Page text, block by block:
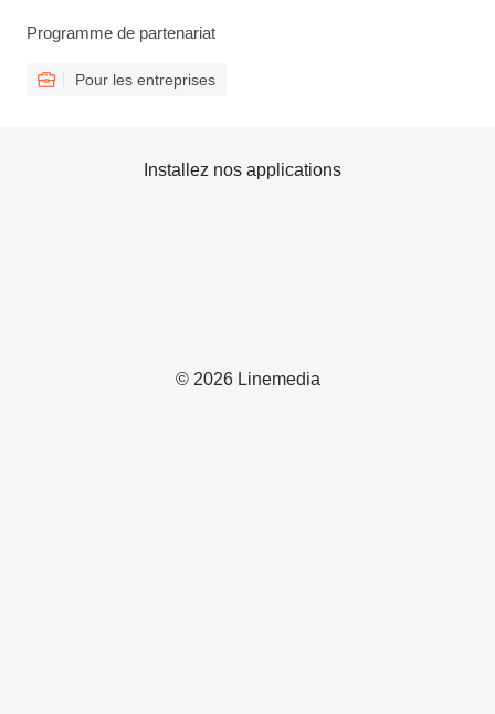
Programme de partenariat
Pour les entreprises
© 2026 Linemedia
Installez nos applications